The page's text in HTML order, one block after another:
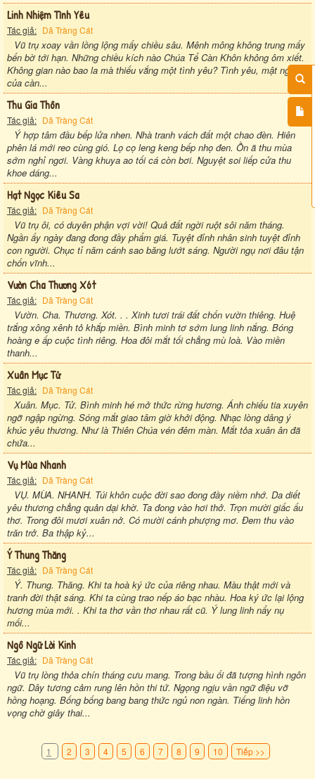
Linh Nhiệm Tình Yêu
Tác giả: Dã Tràng Cát
Vũ trụ xoay vần lồng lộng mấy chiều sâu. Mênh mông không trung mấy
bến bờ tới hạn. Những chiều kích nào Chúa Tể Càn Khôn không ôm xiết.
Không gian nào bao la mà thiếu vắng một tình yêu? Tình yêu, mật ngọt
của càn...
Thu Gia Thôn
Tác giả: Dã Tràng Cát
Ý hợp tâm đầu bếp lửa nhen. Nhà tranh vách đất một chao đèn. Hiên
phên lá mới reo cùng gió. Lọ cọ leng keng bếp nhọ đen. Ồn ã thu mùa
sớm nghỉ ngơi. Vàng khuya ao tối cá còn bơi. Nguyệt soi liếp cửa thu
khoe dáng...
Hạt Ngọc Kiêu Sa
Tác giả: Dã Tràng Cát
Vũ trụ ôi, có duyên phận vợi vời! Quả đất ngời ruột sôi năm tháng.
Ngần ấy ngày đang đong đầy phẩm giá. Tuyệt đỉnh nhân sinh tuyệt đỉnh
con người. Chục tỉ năm cánh sao băng lướt sáng. Người ngụ nơi đâu tận
chốn vĩnh...
Vườn Cha Thương Xót
Tác giả: Dã Tràng Cát
Vườn. Cha. Thương. Xót. . . Xinh tươi trái đất chốn vườn thiêng. Huệ
trắng xông xênh tỏ khắp miền. Bình minh tơ sớm lung linh nắng. Bóng
hoàng e ấp cuộc tình riêng. Hoa đôi mắt tối chẳng mù loà. Vào miền
thanh...
Xuân Mục Tử
Tác giả: Dã Tràng Cát
Xuân. Mục. Tử. Bình minh hé mở thức rừng hương. Ánh chiếu tia xuyên
ngỡ ngập ngừng. Sóng mắt giao tâm giờ khởi động. Nhạc lòng dâng ý
khúc yêu thương. Như là Thiên Chúa vén đêm màn. Mắt tỏa xuân ân đã
chứa...
Vụ Mùa Nhanh
Tác giả: Dã Tràng Cát
VỤ. MÙA. NHANH. Túi khôn cuộc đời sao đong đầy niềm nhớ. Da diết
yêu thương chẳng quản dại khờ. Ta đong vào hơi thở. Trọn mười giấc ấu
thơ. Trong đôi mươi xuân nở. Có mười cánh phượng mơ. Đem thu vào
trăn trở. Ba thập kỷ...
Ý Thung Thăng
Tác giả: Dã Tràng Cát
Ý. Thung. Thăng. Khi ta hoà ký ức của riêng nhau. Màu thật mới và
tranh đời thật sáng. Khi ta cùng trao nếp áo bạc nhàu. Hoa ký ức lại lộng
hương mùa mới. . Khi ta thơ vần thơ nhau rất cũ. Ý lung linh nẩy nụ
mối...
Ngô Ngữ Lời Kinh
Tác giả: Dã Tràng Cát
Vũ trụ lòng thỏa chín tháng cưu mang. Trong bầu ối đã tượng hình ngôn
ngữ. Dây tương cảm rung lên hồn thi tứ. Ngọng ngịu vần ngữ điệu vỡ
hồng hoạng. Bống bống bang bang thức ngủ non ngàn. Tiếng linh hồn
vọng chờ giây thai...
1 2 3 4 5 6 7 8 9 10 Tiếp >>